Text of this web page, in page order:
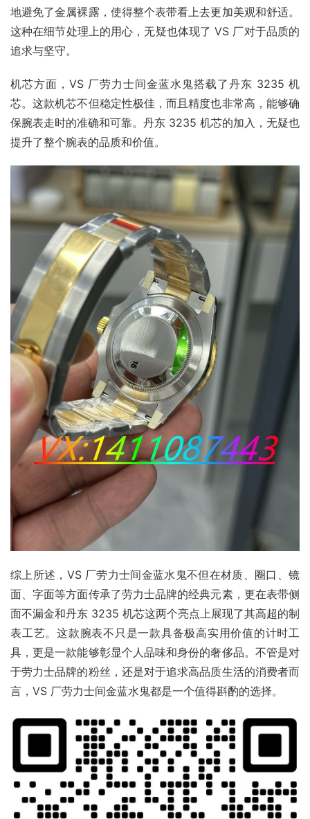
地避免了金属裸露，使得整个表带看上去更加美观和舒适。
这种在细节处理上的用心，无疑也体现了 VS 厂对于品质的
追求与坚守。
机芯方面，VS 厂劳力士间金蓝水鬼搭载了丹东 3235 机
芯。这款机芯不但稳定性极佳，而且精度也非常高，能够确
保腕表走时的准确和可靠。丹东 3235 机芯的加入，无疑也
提升了整个腕表的品质和价值。
综上所述，VS 厂劳力士间金蓝水鬼不但在材质、圈口、镜
面、字面等方面传承了劳力士品牌的经典元素，更在表带侧
面不漏金和丹东 3235 机芯这两个亮点上展现了其高超的制
表工艺。这款腕表不只是一款具备极高实用价值的计时工
具，更是一款能够彰显个人品味和身份的奢侈品。不管是对
于劳力士品牌的粉丝，还是对于追求高品质生活的消费者而
言，VS 厂劳力士间金蓝水鬼都是一个值得斟酌的选择。